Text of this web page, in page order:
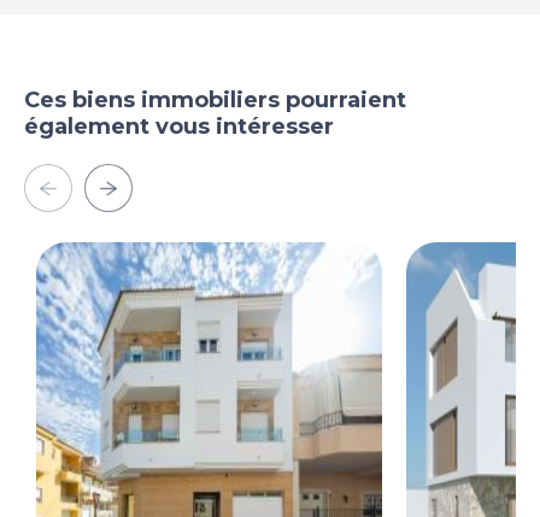
Ces biens immobiliers pourraient
également vous intéresser